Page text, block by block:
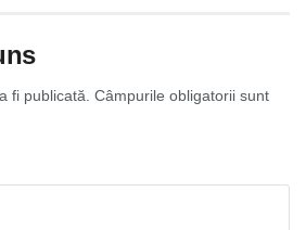
fi publicată. Câmpurile obligatorii sunt